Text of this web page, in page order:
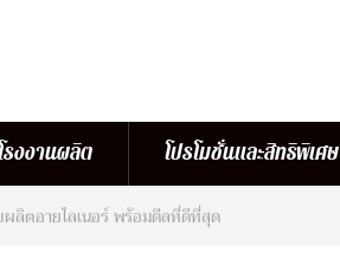
รงงานผลิต โปรโมชั่นและสิทธิพิเศษ
ผลิตอายไลเนอร์ พร้อมดีลที่ดีที่สุด